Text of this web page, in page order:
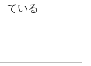
ている